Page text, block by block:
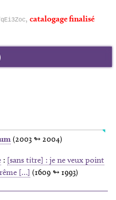
, catalogage finalisé
(2003 ↬ 2004)
: [sans titre] : je ne veux point
[…] (1609 ↬ 1993)